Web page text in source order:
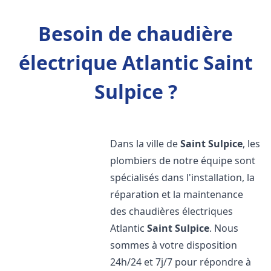
Besoin de chaudière
électrique Atlantic Saint
Sulpice ?
Dans la ville deSaint Sulpice, les
plombiers de notre équipe sont
spécialisés dans l'installation, la
réparation et la maintenance
des chaudières électriques
AtlanticSaint Sulpice. Nous
sommes à votre disposition
24h/24 et 7j/7 pour répondre à